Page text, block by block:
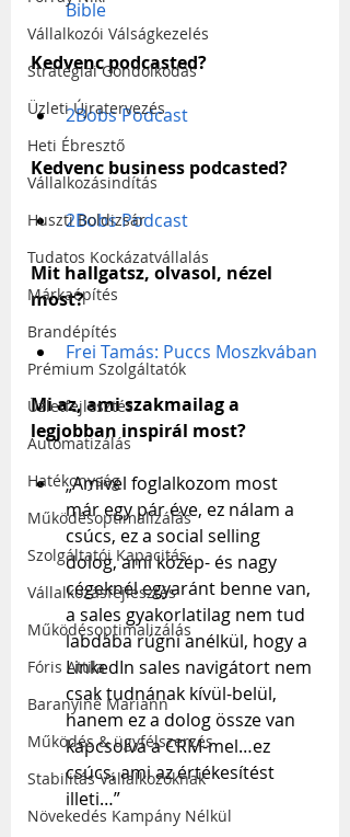
Vállalkozói Válságkezelés
Stratégiai Gondolkodás
Üzleti Újratervezés
Heti Ébresztő
Vállalkozásindítás
Huszti Boldizsár
Tudatos Kockázatvállalás
Márkaépítés
Brandépítés
Prémium Szolgáltatók
Üzletfejlesztés
Automatizálás
Hatékonyság
Működésoptimalizálás
Szolgáltatói Kapacitás
Vállalkozásfejlesztés
Működésoptimalizálás
Fóris Attila
Baranyiné Mariann
Működés & ügyfélszerzés
Stabilitás Vállalkozóknak
Növekedés Kampány Nélkül
Bible
Kedvenc podcasted?
2Bobs Podcast
Kedvenc business podcasted?
2Bobs Podcast
Mit hallgatsz, olvasol, nézel
most?
Frei Tamás: Puccs Moszkvában
Mi az, ami szakmailag a
legjobban inspirál most?
„Amivel foglalkozom most
már egy pár éve, ez nálam a
csúcs, ez a social selling
dolog, ami közép- és nagy
cégeknél egyaránt benne van,
a sales gyakorlatilag nem tud
labdába rúgni anélkül, hogy a
LinkedIn sales navigátort nem
csak tudnának kívül-belül,
hanem ez a dolog össze van
kapcsolva a CRM-mel…ez
csúcs, ami az értékesítést
illeti…”